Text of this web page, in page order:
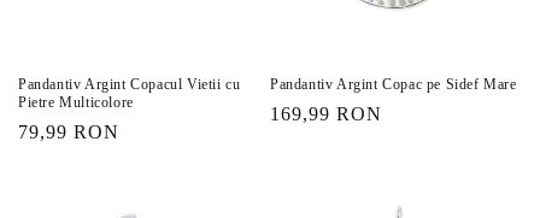
Pandantiv Argint Copacul Vietii cu
Pietre Multicolore
Preț
79,99 RON
Pandantiv Argint Copac pe Sidef Mare
Preț
169,99 RON